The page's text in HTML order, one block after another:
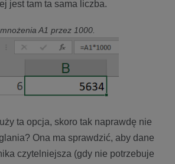
jest tam ta sama liczba.
A1 przez 1000.
ta opcja, skoro tak naprawdę nie
Ona ma sprawdzić, aby dane
czytelniejsza (gdy nie potrzebuje